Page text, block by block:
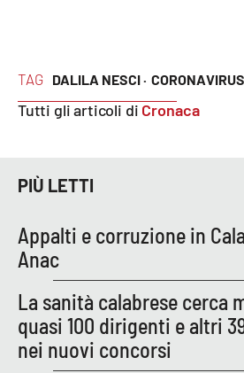
Storie
LAC
NETWORK
Lacplay.it
Lactv.it
TAG DALILA NESCI ·
Tutti gli articoli di Cronaca
PIÙ LETTI
Appalti e corruzione in
Anac
La sanità calabrese cerca
quasi 100 dirigenti e altri
nei nuovi concorsi